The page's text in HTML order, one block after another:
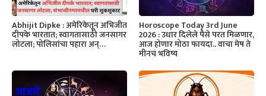
Abhijit Dipke : अमेरिकेतून अभिजीत
दीपके भारतात; स्वागतासाठी जनसागर
लोटला; पोलिसांचा पहारा अन्…
Horoscope Today 3rd June
2026 : उधार दिलेले पैसे परत मिळणार,
आज होणार मोठा फायदा.. वाचा मेष ते
मीनचं भविष्य